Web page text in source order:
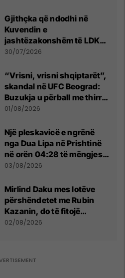
Gjithçka që ndodhi në
Kuvendin e
jashtëzakonshëm të LDK-
së
30/07/2026
“Vrisni, vrisni shqiptarët”,
skandal në UFC Beograd:
Buzukja u përball me thirrje
anti-shqiptare nga
01/08/2026
Një pleskavicë e ngrënë
nga Dua Lipa në Prishtinë
në orën 04:28 të mëngjesit
- dhe bota digjitale serbe
03/08/2026
Mirlind Daku mes lotëve
përshëndetet me Rubin
Kazanin, do të fitojë
miliona te Spartak Moska
02/08/2026